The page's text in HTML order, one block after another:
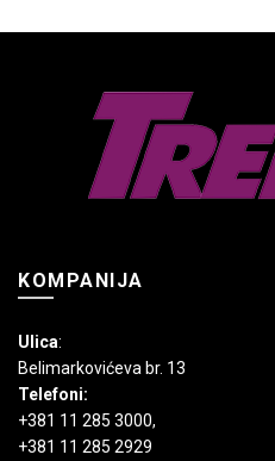
KOMPANIJA
Ulica:
Belimarkovićeva br. 13
Telefoni:
+381 11 285 3000,
+381 11 285 2929